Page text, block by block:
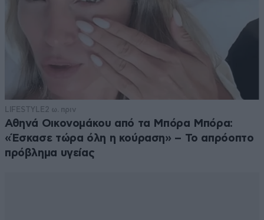
LIFESTYLE 2 ω. πριν
Αθηνά Οικονομάκου από τα Μπόρα Μπόρα:
«Έσκασε τώρα όλη η κούραση» – Το απρόοπτο
πρόβλημα υγείας